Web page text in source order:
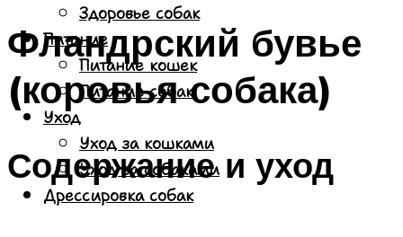
Здоровье собак
Питание
Питание кошек
Питание собак
Уход
Уход за кошками
Уход за собаками
Дрессировка собак
Фландрский бувье
(коровья собака)
Содержание и уход